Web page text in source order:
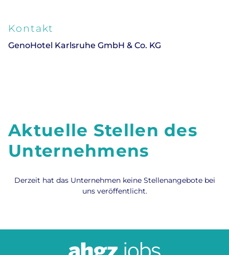
Kontakt
GenoHotel Karlsruhe GmbH & Co. KG
Aktuelle Stellen des
Unternehmens
Derzeit hat das Unternehmen keine Stellenangebote bei
uns veröffentlicht.